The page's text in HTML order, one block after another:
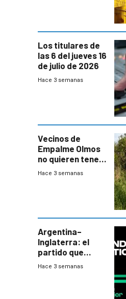
Los titulares de
las 6 del jueves 16
de julio de 2026
Hace 3 semanas
Vecinos de
Empalme Olmos
no quieren tener
cerca una planta
departamental
Hace 3 semanas
Argentina–
Inglaterra: el
partido que
nunca termina
Hace 3 semanas